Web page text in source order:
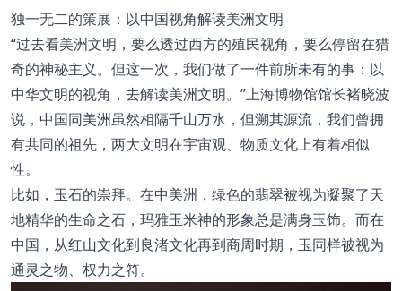
独一无二的策展：以中国视角解读美洲文明
“过去看美洲文明，要么透过西方的殖民视角，要么停留在猎
奇的神秘主义。但这一次，我们做了一件前所未有的事：以
中华文明的视角，去解读美洲文明。”上海博物馆馆长褚晓波
说，中国同美洲虽然相隔千山万水，但溯其源流，我们曾拥
有共同的祖先，两大文明在宇宙观、物质文化上有着相似
性。
比如，玉石的崇拜。在中美洲，绿色的翡翠被视为凝聚了天
地精华的生命之石，玛雅玉米神的形象总是满身玉饰。而在
中国，从红山文化到良渚文化再到商周时期，玉同样被视为
通灵之物、权力之符。